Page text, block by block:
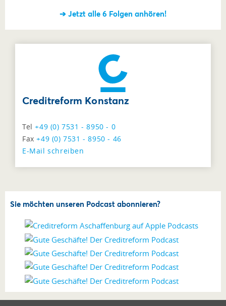
➔ Jetzt alle 6 Folgen anhören!
Creditreform Konstanz
Tel+49 (0) 7531 - 8950 - 0
Fax+49 (0) 7531 - 8950 - 46
E-Mail schreiben
Sie möchten unseren Podcast abonnieren?